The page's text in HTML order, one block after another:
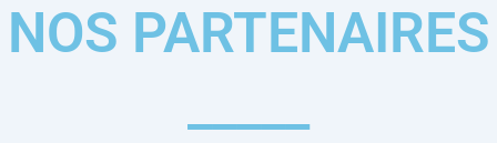
NOS PARTENAIRES